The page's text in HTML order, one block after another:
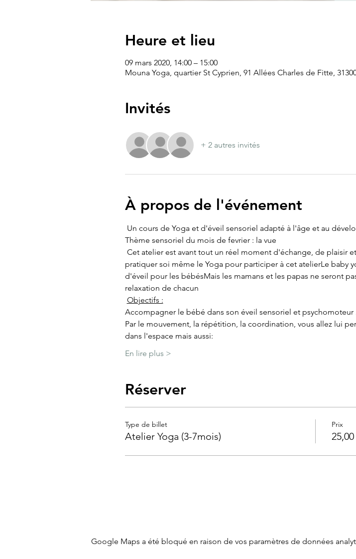
Heure et lieu
09 mars 2020, 14:00 – 15:00
Mouna Yoga, quartier St Cyprien, 91 Allées Charles de Fitte,
Invités
+ 2 autres invités
À propos de l'événement
Un cours de Yoga et d'éveil sensoriel adapté à l'âge et au
Thème sensoriel du mois de fevrier : la vue
Cet atelier est avant tout un réel moment d'échange, de plaisir
pratiquer soi même le Yoga pour participer à cet atelierLe
d'éveil pour les bébésMais les mamans et les papas ne seront
relaxation de chacun
Objectifs :
Accompagner le bébé dans son éveil sensoriel et psychomoteur
Par le mouvement, la répétition, la coordination, vous allez lui
dans l'espace mais aussi:
En lire plus >
Réserver
Type de billet
Atelier Yoga (3-7mois)
Prix
25,00
Google Maps a été bloqué en raison de vos paramètres de données